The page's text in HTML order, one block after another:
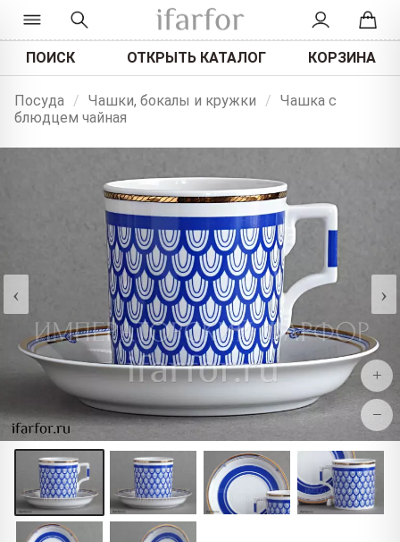
ПОИСК ОТКРЫТЬ КАТАЛОГ КОРЗИНА
Посуда / Чашки, бокалы и кружки / Чашка с
блюдцем чайная
‹ ›
+
−